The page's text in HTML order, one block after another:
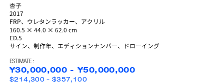
杏子
2017
FRP、ウレタンラッカー、アクリル
160.5 × 44.0 × 62.0 cm
ED.5
サイン、制作年、エディションナンバー、ドローイング
ESTIMATE :
¥30,000,000 - ¥50,000,000
$214,300 - $357,100